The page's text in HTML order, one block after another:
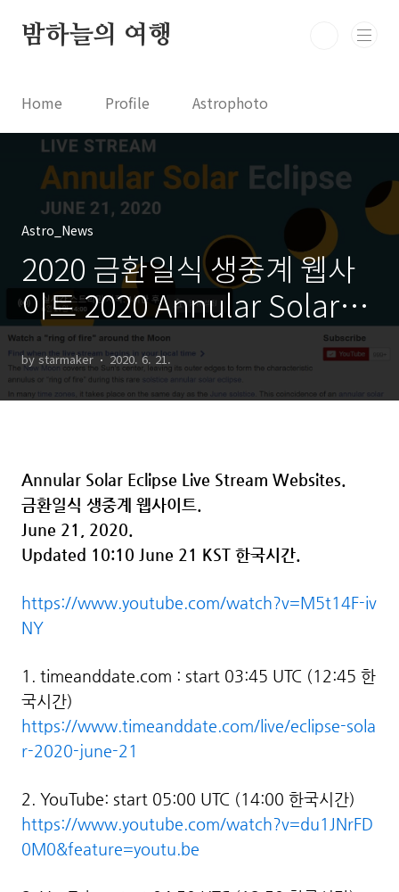
밤하늘의 여행
Home Profile Astrophoto
Astro News Comet News Astro Video
Astrophotography
Astro_News
2020 금환일식 생중계 웹사
이트 2020 Annular Solar
Eclipse Live Stream
Websites
by starmaker 2020. 6. 21.
Annular Solar Eclipse Live Stream Websites.
금환일식 생중계 웹사이트.
June 21, 2020.
Updated 10:10 June 21 KST 한국시간.
https://www.youtube.com/watch?v=M5t14F-iv
NY
1. timeanddate.com : start 03:45 UTC (12:45 한
국시간)
https://www.timeanddate.com/live/eclipse-sola
r-2020-june-21
2. YouTube: start 05:00 UTC (14:00 한국시간)
https://www.youtube.com/watch?v=du1JNrFD
0M0&feature=youtu.be